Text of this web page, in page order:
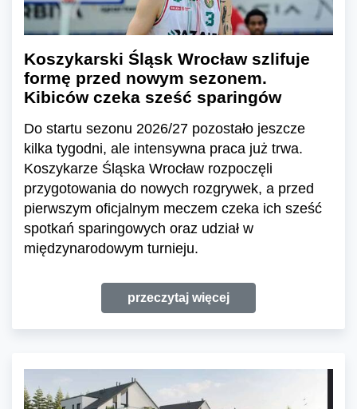
Koszykarski Śląsk Wrocław szlifuje
formę przed nowym sezonem.
Kibiców czeka sześć sparingów
Do startu sezonu 2026/27 pozostało jeszcze
kilka tygodni, ale intensywna praca już trwa.
Koszykarze Śląska Wrocław rozpoczęli
przygotowania do nowych rozgrywek, a przed
pierwszym oficjalnym meczem czeka ich sześć
spotkań sparingowych oraz udział w
międzynarodowym turnieju.
przeczytaj więcej